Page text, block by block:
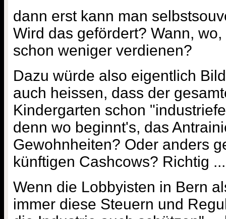
dann erst kann man
Wird das gefördert? Wann,
schon weniger verdienen?
Dazu würde also eigentlich
auch heissen, dass der
Kindergarten schon
denn wo beginnt's, das
Gewohnheiten? Oder anders
künftigen Cashcows? Richtig ...
Wenn die Lobbyisten in Bern
immer diese Steuern und